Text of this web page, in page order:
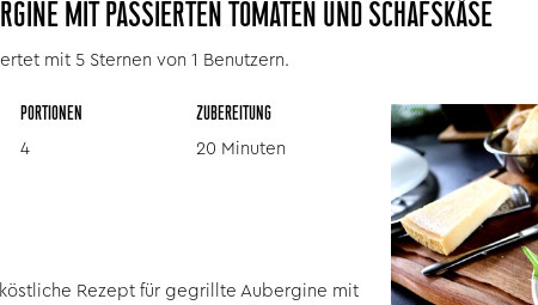
MIT PASSIERTEN TOMATEN UND SCHAFSKÄSE
mit 5 Sternen von 1 Benutzern.
PORTIONEN
4
ZUBEREITUNG
20 Minuten
Rezept für gegrillte Aubergine mit